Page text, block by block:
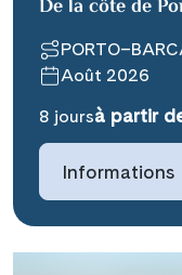
De la côte de
Août 2026
8 joursà partir
Informations